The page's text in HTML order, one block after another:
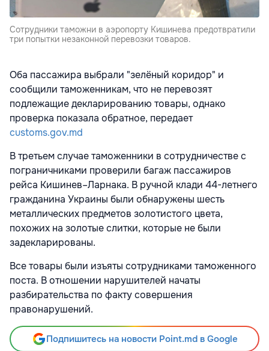
Сотрудники таможни в аэропорту Кишинева предотвратили
три попытки незаконной перевозки товаров.
Оба пассажира выбрали "зелёный коридор" и
сообщили таможенникам, что не перевозят
подлежащие декларированию товары, однако
проверка показала обратное, передает
customs.gov.md
В третьем случае таможенники в сотрудничестве с
пограничниками проверили багаж пассажиров
рейса Кишинев–Ларнака. В ручной клади 44-летнего
гражданина Украины были обнаружены шесть
металлических предметов золотистого цвета,
похожих на золотые слитки, которые не были
задекларированы.
Все товары были изъяты сотрудниками таможенного
поста. В отношении нарушителей начаты
разбирательства по факту совершения
правонарушений.
Подпишитесь на новости Point.md в Google